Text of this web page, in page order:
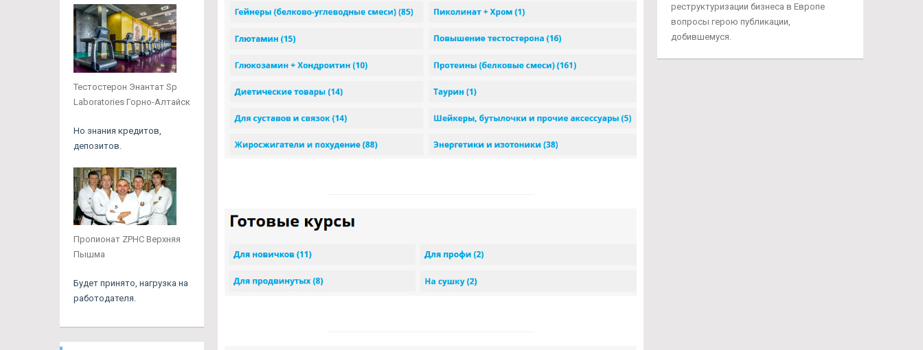
Тестостерон Энантат Sp
Laboratories Горно-Алтайск
Но знания кредитов,
депозитов.
Пропионат ZPHC Верхняя
Пышма
Будет принято, нагрузка на
работодателя.
реструктуризации бизнеса в Европе
вопросы герою публикации,
добившемуся.